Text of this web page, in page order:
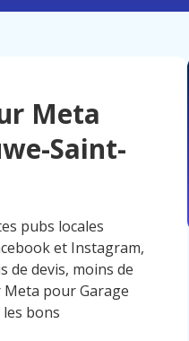
Meta
Saint-
pubs locales
et Instagram,
de devis, moins de
Meta pour Garage
bons